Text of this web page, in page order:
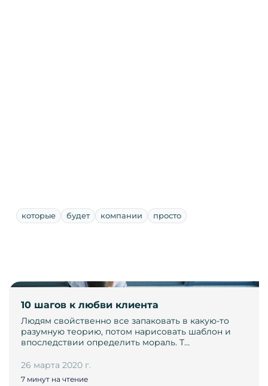
которые будет компании просто
10 шагов к любви клиента
Людям свойственно все запаковать в какую-то
разумную теорию, потом нарисовать шаблон и
впоследствии определить мораль. Т…
26 марта 2020 г.
7 минут на чтение